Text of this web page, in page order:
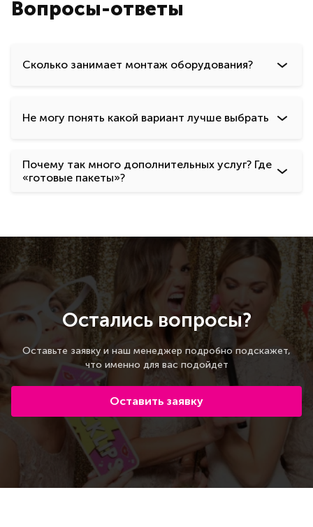
Вопросы-ответы
Сколько занимает монтаж оборудования?
Не могу понять какой вариант лучше выбрать
Почему так много дополнительных услуг? Где
«готовые пакеты»?
Остались вопросы?
Оставьте заявку и наш менеджер подробно подскажет,
что именно для вас подойдет
Оставить заявку